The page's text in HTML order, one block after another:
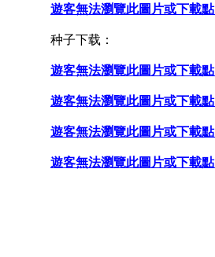
遊客無法瀏覽此圖片或下載
种子下载：
遊客無法瀏覽此圖片或下載
遊客無法瀏覽此圖片或下載
遊客無法瀏覽此圖片或下載
遊客無法瀏覽此圖片或下載